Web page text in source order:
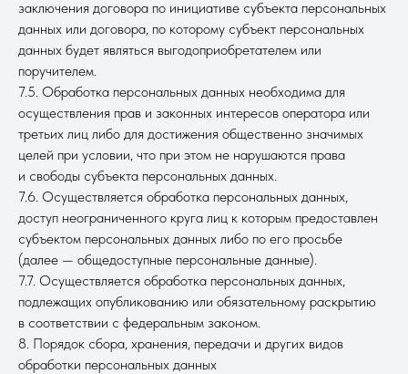
заключения договора по инициативе субъекта персональных
данных или договора, по которому субъект персональных
данных будет являться выгодоприобретателем или
поручителем.
7.5. Обработка персональных данных необходима для
осуществления прав и законных интересов оператора или
третьих лиц либо для достижения общественно значимых
целей при условии, что при этом не нарушаются права
и свободы субъекта персональных данных.
7.6. Осуществляется обработка персональных данных,
доступ неограниченного круга лиц к которым предоставлен
субъектом персональных данных либо по его просьбе
(далее — общедоступные персональные данные).
7.7. Осуществляется обработка персональных данных,
подлежащих опубликованию или обязательному раскрытию
в соответствии с федеральным законом.
8. Порядок сбора, хранения, передачи и других видов
обработки персональных данных